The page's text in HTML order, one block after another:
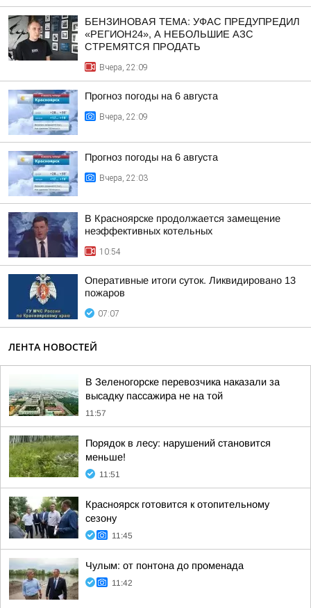
БЕНЗИНОВАЯ ТЕМА: УФАС ПРЕДУПРЕДИЛ
«РЕГИОН24», А НЕБОЛЬШИЕ АЗС
СТРЕМЯТСЯ ПРОДАТЬ
Вчера, 22:09
Прогноз погоды на 6 августа
Вчера, 22:09
Прогноз погоды на 6 августа
Вчера, 22:03
В Красноярске продолжается замещение
неэффективных котельных
10:54
Оперативные итоги суток. Ликвидировано 13
пожаров
07:07
ЛЕНТА НОВОСТЕЙ
В Зеленогорске перевозчика наказали за
высадку пассажира не на той
11:57
Порядок в лесу: нарушений становится
меньше!
11:51
Красноярск готовится к отопительному
сезону
11:45
Чулым: от понтона до променада
11:42